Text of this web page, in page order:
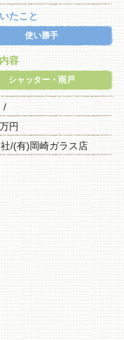
たこと
使い勝手
容
シャッター・雨戸
/
円
/(有)岡崎ガラス店